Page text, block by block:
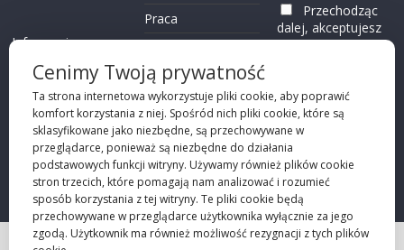
Informacje o
Przechodząc dalej,
akceptujeszpolity
kę prywatności
Praca
Kontakt
Przechodząc
dalej, akceptujesz
politykę
Cenimy Twoją prywatność
Ta strona internetowa wykorzystuje pliki cookie, aby poprawić
komfort korzystania z niej. Spośród nich pliki cookie, które są
sklasyfikowane jako niezbędne, są przechowywane w
przeglądarce, ponieważ są niezbędne do działania
podstawowych funkcji witryny. Używamy również plików cookie
stron trzecich, które pomagają nam analizować i rozumieć
sposób korzystania z tej witryny. Te pliki cookie będą
przechowywane w przeglądarce użytkownika wyłącznie za jego
zgodą. Użytkownik ma również możliwość rezygnacji z tych plików